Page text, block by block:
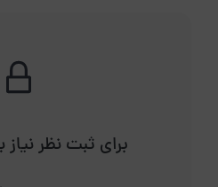
برای ثبت نظر نیاز